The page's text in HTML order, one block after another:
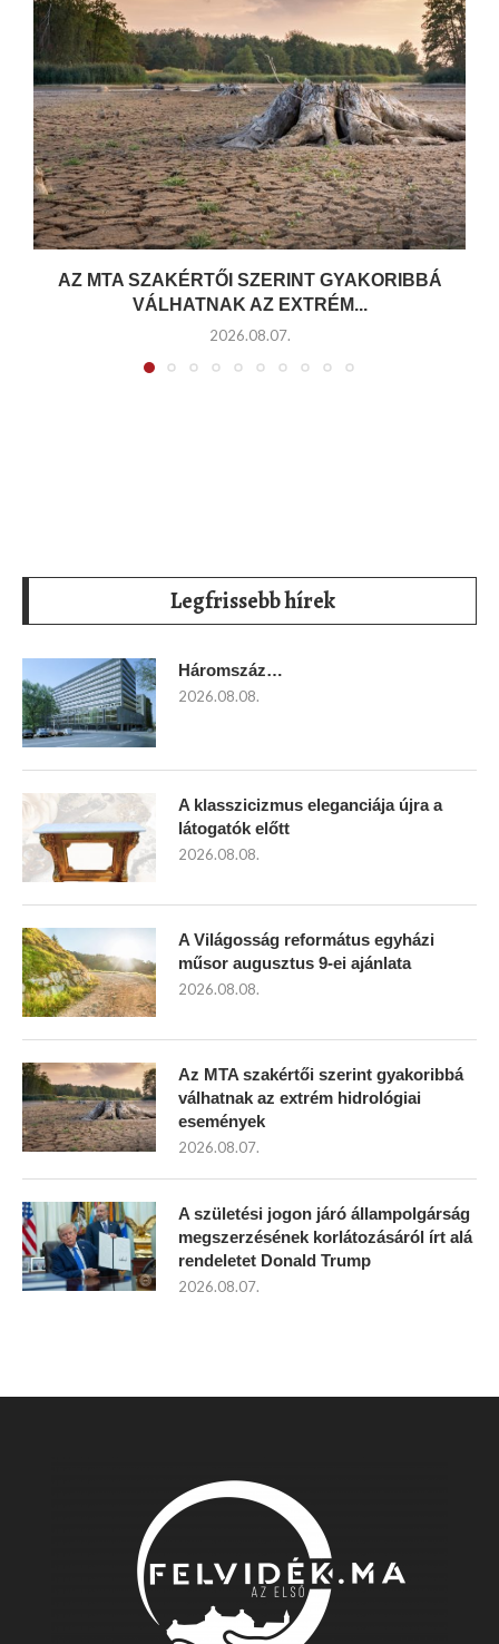
AZ MTA SZAKÉRTŐI SZERINT GYAKORIBBÁ
VÁLHATNAK AZ EXTRÉM...
2026.08.07.
Legfrissebb hírek
Háromszáz…
2026.08.08.
A klasszicizmus eleganciája újra a
látogatók előtt
2026.08.08.
A Világosság református egyházi
műsor augusztus 9-ei ajánlata
2026.08.08.
Az MTA szakértői szerint gyakoribbá
válhatnak az extrém hidrológiai
események
2026.08.07.
A születési jogon járó állampolgárság
megszerzésének korlátozásáról írt alá
rendeletet Donald Trump
2026.08.07.